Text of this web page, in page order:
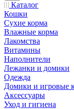
Каталог
Кошки
Сухие корма
Влажные корма
Лакомства
Витамины
Наполнители
Лежанки и домики
Одежда
Домики и игровые
Аксессуары
Уход и гигиена